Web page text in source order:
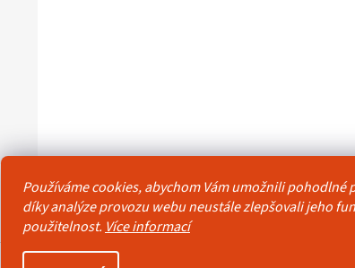
Používáme cookies, abychom Vám umožnili pohodlné
díky analýze provozu webu neustále zlepšovali jeho
použitelnost. Více informací
Obchodní podmínky Reklamační řád Ochrana osobních